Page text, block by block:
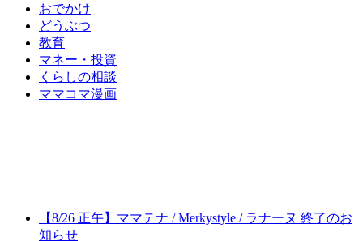
おでかけ
どうぶつ
教育
マネー・投資
くらしの相談
ママコマ漫画
【8/26 正午】ママテナ / Merkystyle / ラナーヌ 終了のお
知らせ